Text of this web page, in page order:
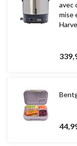
avec
mise